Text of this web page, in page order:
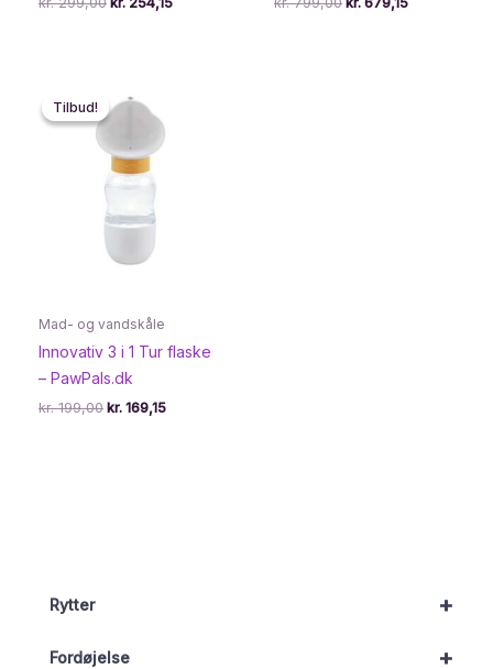
+
Rytter
+
Fordøjelse
Tilbud!
Tilbud!
Mad- og vandskåle
Innovativ 3 i 1 Tur flaske
– PawPals.dk
kr.199,00 Den
kr. 169,15Den